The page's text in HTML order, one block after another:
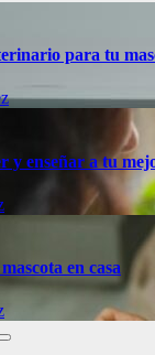
para tu
y enseñar a tu
en casa